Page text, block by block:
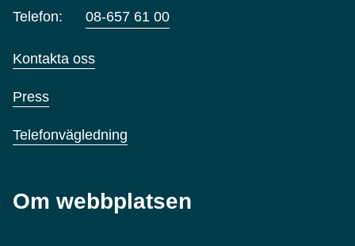
Telefon: 08-657 61 00
Kontakta oss
Press
Telefonvägledning
Om webbplatsen